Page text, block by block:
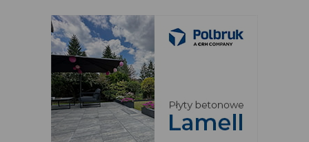
wszelkie poziomy i zasady ergonomii współczesnego
budownictwa zostaną zachowane. Toaleta zaprojektowana w
oparciu o parametry techniczne jest w pełni bezpieczna dla
użytkownika, a także komfortowa pod względem
konstrukcyjnym. Przecież nikt z nas nie wyobraża sobie
korzystać z łazienki w pozycji niewygodnej i sprawiającej
dyskomfort.Stelaże podtynkowe do WCpozwolą idealnie
umieścić muszle oraz systemy spłukujące, w ścianie znajdzie
się także miejsce na przycisk.